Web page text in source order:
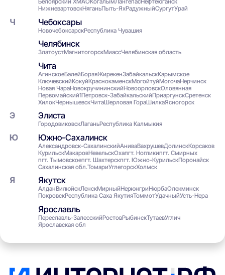
НижневартовскНяганьПыть-ЯхРадужныйСургутУрай
Чебоксары
НовочебоксарскРеспублика Чувашия
Челябинск
ЗлатоустМагнитогорскМиассЧелябинская область
Чита
АгинскоеБалейБорзяЖирекенЗабайкальскКарымское
КлючевскийКокуйКраснокаменскМогойтуйМогочаНерчинск
Новая ЧараНовокручининскийНовоорловскОловянная
Первомайский1Петровск-ЗабайкальскийПриаргунскСретенск
ХилокЧернышевскЧитаШерловая ГораШилкаЯсногорск
Элиста
ГородовиковскЛаганьРеспублика Калмыкия
Южно-Сахалинск
Александровск-СахалинскийАниваВахрушевДолинскКорсаков
КурильскМакаровНевельскОхапгт. Ногликипгт. Смирных
пгт. Тымовскоепгт. Шахтерскпгт. Южно-КурильскПоронайск
Сахалинская обл.ТомариУглегорскХолмск
Якутск
АлданВилюйскЛенскМирныйНерюнгриНюрбаОлекминск
ПокровскРеспублика Саха ЯкутияТоммотУдачныйУсть-Нера
Ярославль
Переславль-ЗалесскийРостовРыбинскТутаевУглич
Ярославская обл